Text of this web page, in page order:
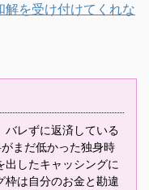
を受け付けてくれな
バレずに返済している
まだ低かった独身時
出したキャッシングに
枠は自分のお金と勘違